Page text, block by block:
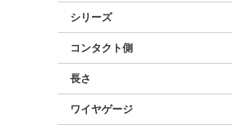
シリーズ
コンタクト側
長さ
ワイヤゲージ